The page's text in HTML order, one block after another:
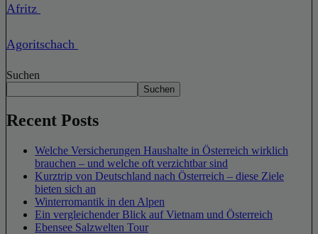
Afritz
Agoritschach
Suchen
Suchen
Recent Posts
Welche Versicherungen Haushalte in Österreich wirklich
brauchen – und welche oft verzichtbar sind
Kurztrip von Deutschland nach Österreich – diese Ziele
bieten sich an
Winterromantik in den Alpen
Ein vergleichender Blick auf Vietnam und Österreich
Ebensee Salzwelten Tour